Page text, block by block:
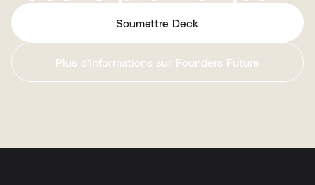
Soumettre Deck
Plus d'informations sur Founders Future